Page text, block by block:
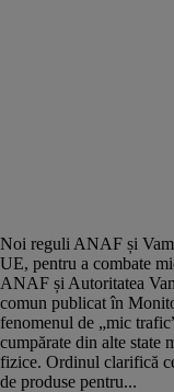
Noi reguli ANAF și
UE, pentru a combate
ANAF și Autoritatea
comun publicat în
fenomenul de „mic
cumpărate din alte state
fizice. Ordinul clarifică
de produse pentru...